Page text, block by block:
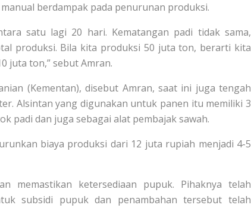
berdampak pada penurunan produksi.
satu lagi 20 hari. Kematangan padi tidak sama,
produksi. Bila kita produksi 50 juta ton, berarti kita
juta ton,” sebut Amran.
(Kementan), disebut Amran, saat ini juga tengah
Alsintan yang digunakan untuk panen itu memiliki 3
padi dan juga sebagai alat pembajak sawah.
biaya produksi dari 12 juta rupiah menjadi 4-5
memastikan ketersediaan pupuk. Pihaknya telah
subsidi pupuk dan penambahan tersebut telah